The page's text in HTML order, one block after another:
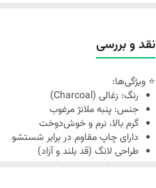
نقد و بررسی
⭐ ویژگی‌ها:
رنگ: زغالی (Charcoal)
جنس: پنبه ملانژ مرغوب
گرم بالا، نرم و خوش‌دوخت
دارای چاپ مقاوم در برابر شستشو
طراحی لانگ (قد بلند و آزاد)
تضمین کیفیت و ضمانت شستشو